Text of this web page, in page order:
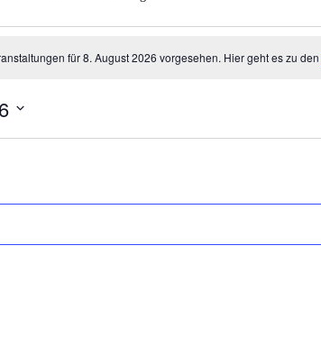
für 8. August 2026 vorgesehen. Hier geht es zu den